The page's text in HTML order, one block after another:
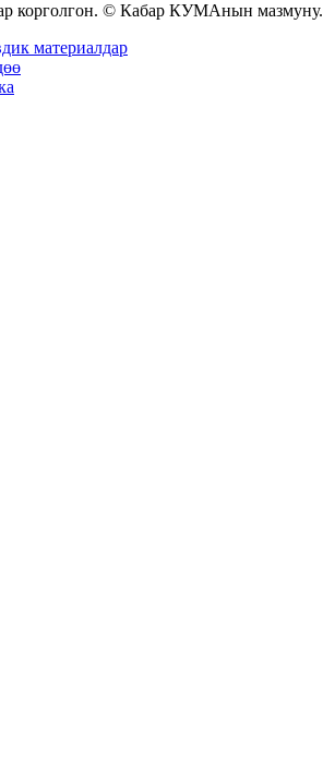
корголгон. © Кабар КУМАнын мазмуну.
материалдар